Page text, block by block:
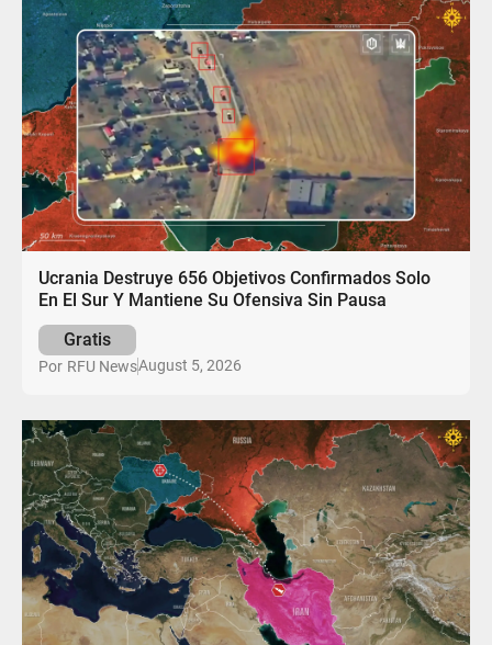
Ucrania Destruye 656 Objetivos Confirmados Solo
En El Sur Y Mantiene Su Ofensiva Sin Pausa
Gratis
Por RFU NewsAugust 5, 2026